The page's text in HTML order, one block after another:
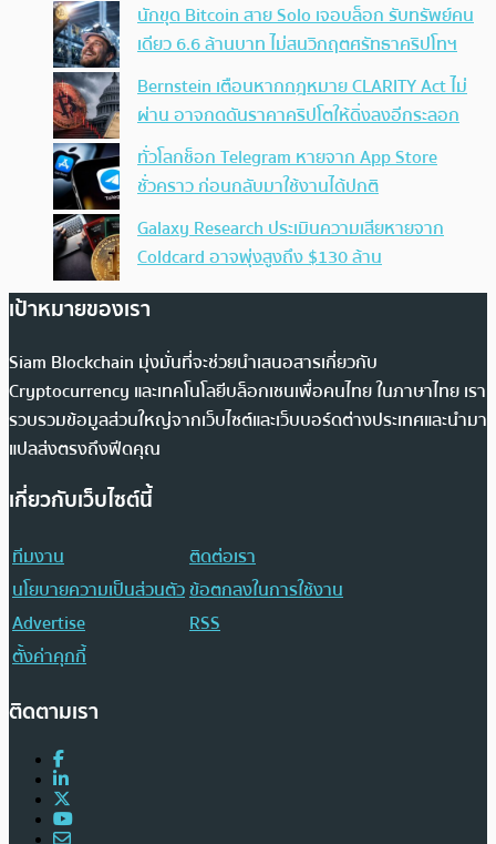
นักขุด Bitcoin สาย Solo เจอบล็อก รับทรัพย์คน
เดียว 6.6 ล้านบาท ไม่สนวิกฤตศรัทธาคริปโทฯ
Bernstein เตือนหากกฎหมาย CLARITY Act ไม่
ผ่าน อาจกดดันราคาคริปโตให้ดิ่งลงอีกระลอก
ทั่วโลกช็อก Telegram หายจาก App Store
ชั่วคราว ก่อนกลับมาใช้งานได้ปกติ
Galaxy Research ประเมินความเสียหายจาก
Coldcard อาจพุ่งสูงถึง $130 ล้าน
เป้าหมายของเรา
Siam Blockchain มุ่งมั่นที่จะช่วยนำเสนอสารเกี่ยวกับ
Cryptocurrency และเทคโนโลยีบล็อกเชนเพื่อคนไทย ในภาษาไทย เรา
รวบรวมข้อมูลส่วนใหญ่จากเว็บไซต์และเว็บบอร์ดต่างประเทศและนำมา
แปลส่งตรงถึงฟีดคุณ
เกี่ยวกับเว็บไซต์นี้
ทีมงาน
ติดต่อเรา
นโยบายความเป็นส่วนตัวข้อตกลงในการใช้งาน
Advertise
RSS
ตั้งค่าคุกกี้
ติดตามเรา